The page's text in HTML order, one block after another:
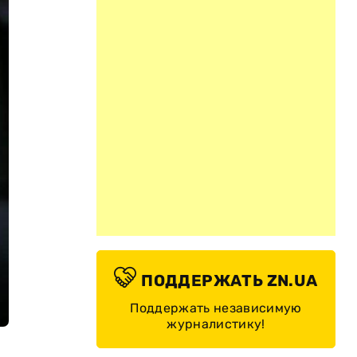
ПОДДЕРЖАТЬ ZN.UA
Поддержать независимую
журналистику!